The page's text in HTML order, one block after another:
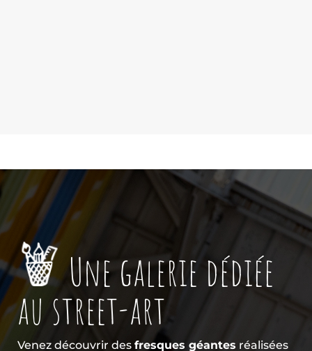
Une galerie dédiée
au street-art
Venez découvrir desfresques géantes
artistes graffeurs